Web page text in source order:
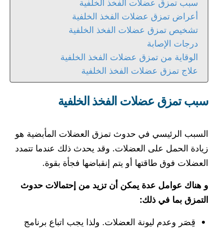
أعراض تمزق عضلات الفخذ الخلفية
تشخيص تمزق عضلات الفخذ الخلفية
درجات الإصابة
الوقاية من تمزق عضلات الفخذ الخلفية
علاج تمزق عضلات الفخذ الخلفية
سبب تمزق عضلات الفخذ الخلفية
السبب الرئيسي في حدوث تمزق العضلات المأبضية هو
زيادة الحمل على العضلات. وقد يحدث ذلك عندما تتمدد
العضلات فوق طاقتها أو يتم إنقباضها فجأة بقوة.
و هناك عوامل عدة يمكن أن تزيد من إحتمالات حدوث
التمزق بما في ذلك:
قِصَر وعدم ليونة العضلات. ولذا يجب اتباع برنامج